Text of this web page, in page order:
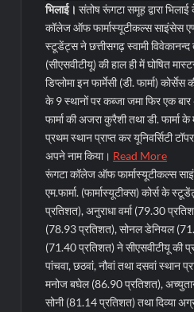
भिलाई। संतोष रूंगटा समूह द्वारा
कॉलेज ऑफ फार्मास्यूटीकल्स साइंसेस
स्टूडेंट्स ने छत्तीसगढ़ स्वामी विवेकानन्द
(सीएसवीटीयू) की हाल ही में घोषित
डिप्लोमा इन फार्मेसी (डी. फार्मा)
के 9 स्थानों पर कब्जा जमा फिर एक बार
फार्मा की अजरा कुरैशी तथा डी.
प्रथम स्थान प्राप्त कर यूनिवर्सिटी
अपने नाम किया। Read More
रूंगटा कॉलेज ऑफ फार्मास्यूटीकल्स
एम.फार्मा. (फार्मास्यूटीक्स) कोर्स के
प्रतिशत), अनुराधा वर्मा (79.30
(78.93 प्रतिशत), सोनल डेनियल
(71.40 प्रतिशत) ने सीएसवीटीयू की
पांचवा, छठवां, नौवां तथा दसवां स्थान
मनोज बघेल (86.90 प्रतिशत),
सोनी (81.14 प्रतिशत) तथा दिव्या